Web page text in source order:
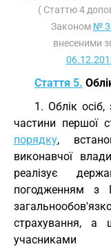
( Статтю 4
Законом №
внесеними
Стаття 5.
1. Облік
частини першої
порядку,
виконавчої
реалізує
погодженням з
страхування, а
учасниками